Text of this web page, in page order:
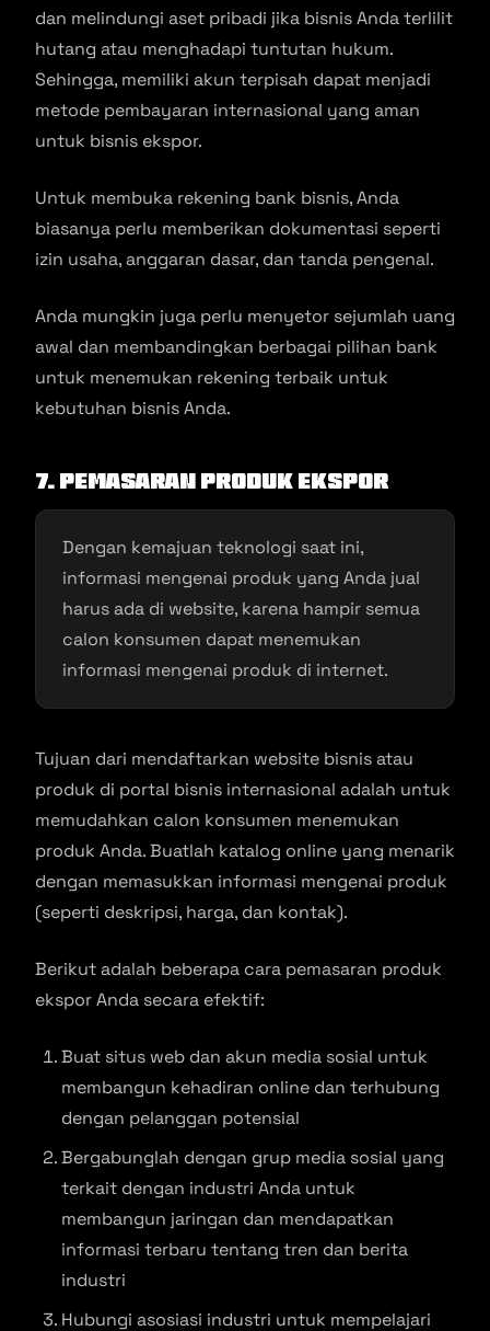
dan melindungi aset pribadi jika bisnis Anda terlilit
hutang atau menghadapi tuntutan hukum.
Sehingga, memiliki akun terpisah dapat menjadi
metode pembayaran internasional yang aman
untuk bisnis ekspor.
Untuk membuka rekening bank bisnis, Anda
biasanya perlu memberikan dokumentasi seperti
izin usaha, anggaran dasar, dan tanda pengenal.
Anda mungkin juga perlu menyetor sejumlah uang
awal dan membandingkan berbagai pilihan bank
untuk menemukan rekening terbaik untuk
kebutuhan bisnis Anda.
7. Pemasaran Produk Ekspor
Dengan kemajuan teknologi saat ini,
informasi mengenai produk yang Anda jual
harus ada di website, karena hampir semua
calon konsumen dapat menemukan
informasi mengenai produk di internet.
Tujuan dari mendaftarkan website bisnis atau
produk di portal bisnis internasional adalah untuk
memudahkan calon konsumen menemukan
produk Anda. Buatlah katalog online yang menarik
dengan memasukkan informasi mengenai produk
(seperti deskripsi, harga, dan kontak).
Berikut adalah beberapa cara pemasaran produk
ekspor Anda secara efektif:
Buat situs web dan akun media sosial untuk
membangun kehadiran online dan terhubung
dengan pelanggan potensial
Bergabunglah dengan grup media sosial yang
terkait dengan industri Anda untuk
membangun jaringan dan mendapatkan
informasi terbaru tentang tren dan berita
industri
Hubungi asosiasi industri untuk mempelajari